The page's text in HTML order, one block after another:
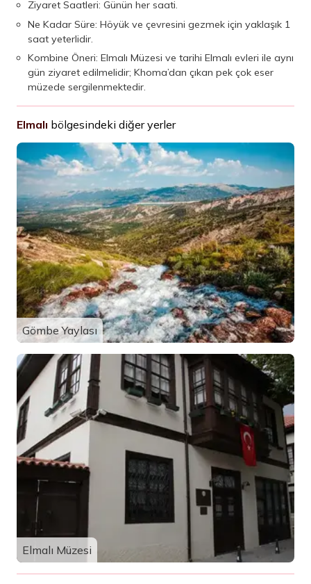
Ziyaret Saatleri: Günün her saati.
Ne Kadar Süre: Höyük ve çevresini gezmek için yaklaşık 1
saat yeterlidir.
Kombine Öneri: Elmalı Müzesi ve tarihi Elmalı evleri ile aynı
gün ziyaret edilmelidir; Khoma’dan çıkan pek çok eser
müzede sergilenmektedir.
Elmalı bölgesindeki diğer yerler
Gömbe Yaylası
Elmalı Müzesi